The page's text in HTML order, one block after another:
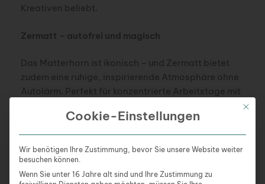
Kreativen beliebt.
Zermatt – autofrei und magisch
Das Matterhorn ist ikonisch – und Zermatt bietet
zudem eine ruhige, inspirierende Atmosphäre ohne
Autolärm. Perfekt für konzentrierte Arbeitstage mit
Lugano – mediterranes Flair mit Schweizer
Qualität
Im Tessin verschmelzen Italien und Schweiz. Die
Mit
Cookie-Einstellungen
Wir benötigen Ihre Zustimmung, bevor Sie unsere Website weiter
besuchen können.
Wenn Sie unter 16 Jahre alt sind und Ihre Zustimmung zu